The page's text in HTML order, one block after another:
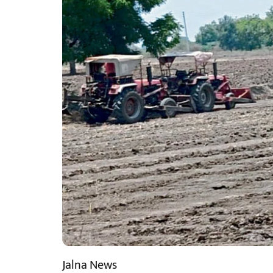
Jalna News